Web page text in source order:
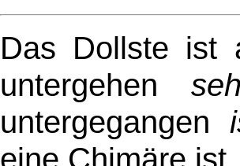
Das Dollste ist
untergehen
untergegangen